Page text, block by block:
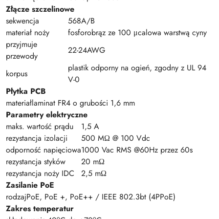
Złącze szczelinowe
sekwencja
568A/B
materiał noży
fosforobrąz ze 100 μcalowa warstwą cyny
przyjmuje
przewody
22-24AWG
korpus
plastik odporny na ogień, zgodny z UL 94
V-0
Płytka PCB
materiałlaminat FR4 o grubości 1,6 mm
Parametry elektryczne
maks. wartość prądu
1,5 A
rezystancja izolacji
500 MΩ @ 100 Vdc
odporność napięciowa1000 Vac RMS @60Hz przez 60s
rezystancja styków
20 mΩ
rezystancja noży IDC
2,5 mΩ
Zasilanie PoE
rodzajPoE, PoE +, PoE++ / IEEE 802.3bt (4PPoE)
Zakres temperatur